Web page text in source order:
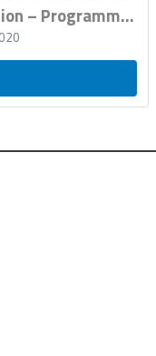
– Programme
ER